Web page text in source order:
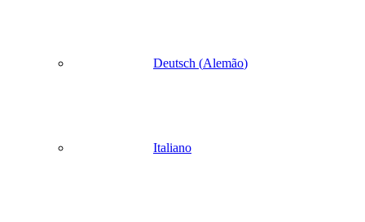
Deutsch (Alemão)
Italiano